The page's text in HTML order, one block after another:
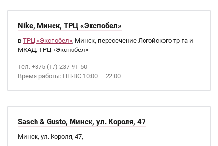
Nike, Минск, ТРЦ «Экспобел»
в ТРЦ «Экспобел», Минск, пересечение Логойского тр-та и
МКАД, ТРЦ «Экспобел»
Тел. +375 (17) 237-91-50
Время работы: ПН-ВС 10:00 — 22:00
Sasch & Gusto, Минск, ул. Короля, 47
Минск, ул. Короля, 47,